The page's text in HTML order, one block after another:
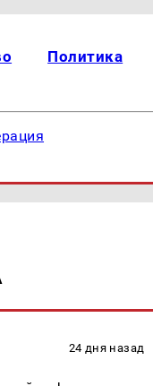
Политика
24 дня назад